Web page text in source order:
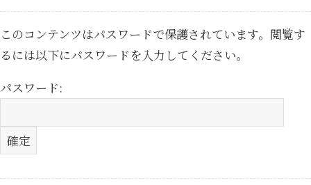
このコンテンツはパスワードで保護されています。閲覧す
るには以下にパスワードを入力してください。
パスワード: